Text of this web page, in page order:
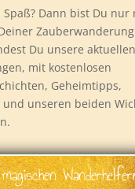
Dann bist Du nur
Zauberwanderung
Du unsere aktuellen
mit kostenlosen
Geheimtipps,
unseren beiden